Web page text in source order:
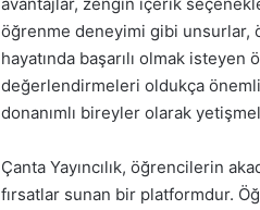
öğrenme deneyimi gibi unsurlar,
hayatında başarılı olmak isteyen
değerlendirmeleri oldukça
donanımlı bireyler olarak
Çanta Yayıncılık, öğrencilerin
fırsatlar sunan bir platformdur.